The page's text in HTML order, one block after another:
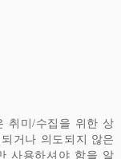
취미/수집을 위한 상
거나 의도되지 않은
사용하셔야 함을 알